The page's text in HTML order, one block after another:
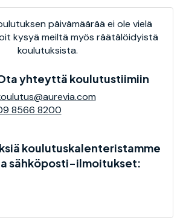
päivämäärää ei ole vielä
kysyä meiltä myös räätälöidyistä
koulutuksista.
yhteyttä koulutustiimiin
8566 8200
koulutuskalenteristamme
sähköposti-ilmoitukset: